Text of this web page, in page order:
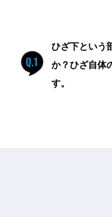
Q.1
ひざ下という
か？ひざ自体
す。